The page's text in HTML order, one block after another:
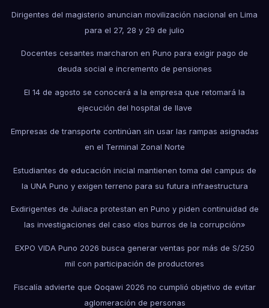
Dirigentes del magisterio anuncian movilización nacional en Lima
para el 27, 28 y 29 de julio
Docentes cesantes marcharon en Puno para exigir pago de
deuda social e incremento de pensiones
El 14 de agosto se conocerá a la empresa que retomará la
ejecución del hospital de Ilave
Empresas de transporte continúan sin usar las rampas asignadas
en el Terminal Zonal Norte
Estudiantes de educación inicial mantienen toma del campus de
la UNA Puno y exigen terreno para su futura infraestructura
Exdirigentes de Juliaca protestan en Puno y piden continuidad de
las investigaciones del caso «los burros de la corrupción»
EXPO VIDA Puno 2026 busca generar ventas por más de S/250
mil con participación de productores
Fiscalía advierte que Qoqawi 2026 no cumplió objetivo de evitar
aglomeración de personas